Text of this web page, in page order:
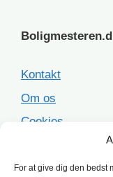
For at give dig den bedst
Kontakt
Om os
Cookies